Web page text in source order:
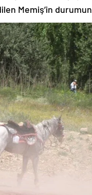
Memiş’in